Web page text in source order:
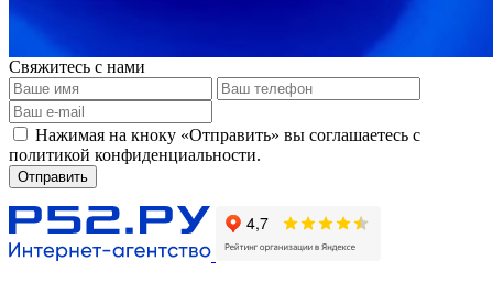
Свяжитесь с нами
Нажимая на кноку «Отправить» вы соглашаетесь с
политикой конфиденциальности.
Отправить